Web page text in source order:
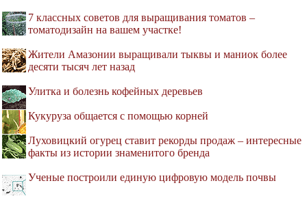
7 классных советов для выращивания томатов –
томатодизайн на вашем участке!
Жители Амазонии выращивали тыквы и маниок более
десяти тысяч лет назад
Улитка и болезнь кофейных деревьев
Кукуруза общается с помощью корней
Луховицкий огурец ставит рекорды продаж – интересные
факты из истории знаменитого бренда
Ученые построили единую цифровую модель почвы